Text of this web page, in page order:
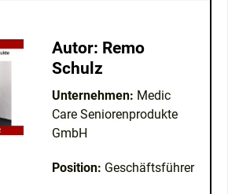
Autor: Remo
Schulz
Unternehmen: Medic
Care Seniorenprodukte
GmbH
Position: Geschäftsführer